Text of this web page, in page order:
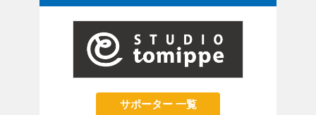
サポーター 一覧